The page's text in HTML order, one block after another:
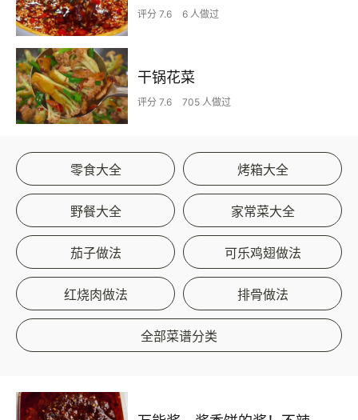
评分 7.6 6 人做过
干锅花菜
评分 7.6 705 人做过
零食大全 烤箱大全
野餐大全 家常菜大全
茄子做法 可乐鸡翅做法
红烧肉做法 排骨做法
全部菜谱分类